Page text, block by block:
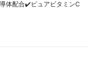
配合✔️ピュアビタミンC